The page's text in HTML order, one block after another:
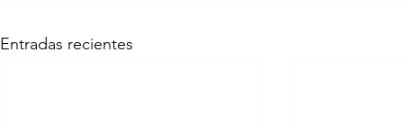
Entradas recientes